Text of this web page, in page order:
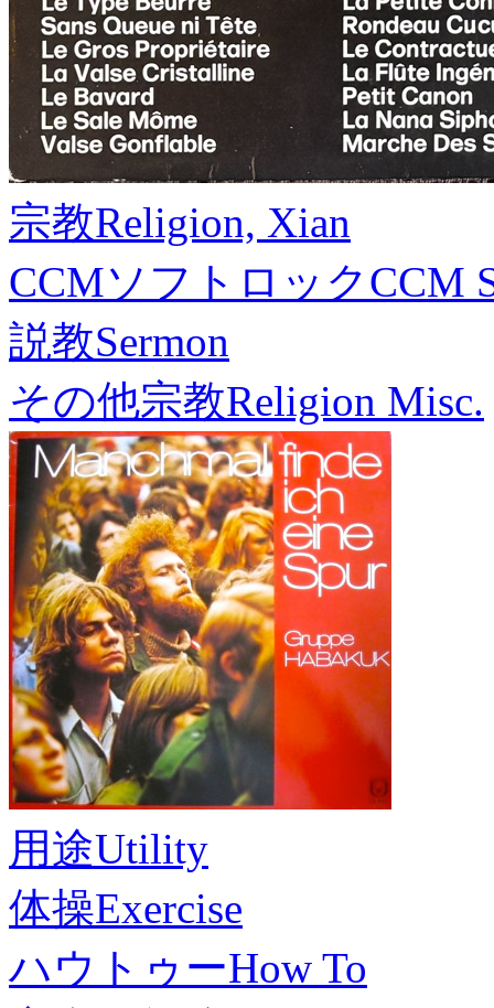
宗教Religion, Xian
CCMソフトロックCCM
説教Sermon
その他宗教Religion Misc.
用途Utility
体操Exercise
ハウトゥーHow To